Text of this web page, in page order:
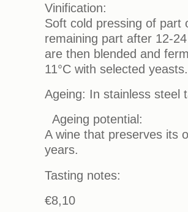
Vinification:
Soft cold pressing of part
remaining part after 12-
are then blended and
11°C with selected yeasts.
Ageing: In stainless steel
Ageing potential:
A wine that preserves its
years.
Tasting notes:
€8,10